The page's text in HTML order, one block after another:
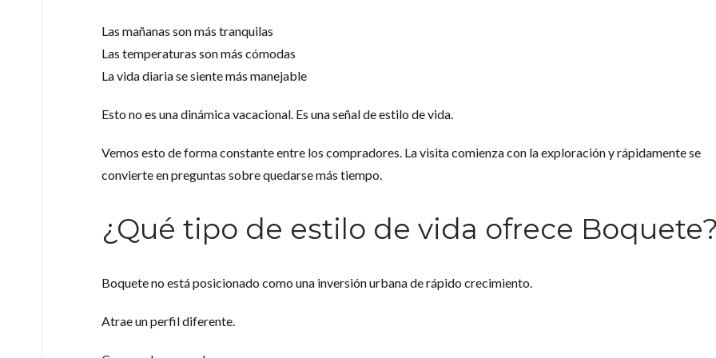
Las mañanas son más tranquilas
Las temperaturas son más cómodas
La vida diaria se siente más manejable
Esto no es una dinámica vacacional. Es una señal de estilo de vida.
Vemos esto de forma constante entre los compradores. La visita comienza con la exploración y rápidamente se
convierte en preguntas sobre quedarse más tiempo.
¿Qué tipo de estilo de vida ofrece
Boquete no está posicionado como una inversión urbana de rápido crecimiento.
Atrae un perfil diferente.